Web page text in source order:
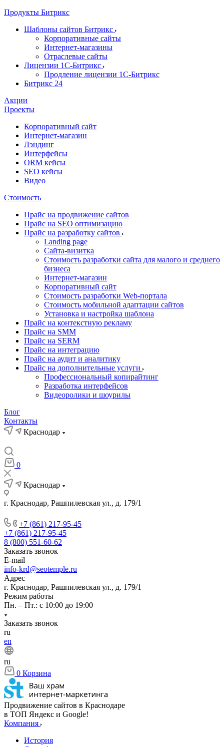
Продукты Битрикс
Шаблоны сайтов Битрикс
Корпоративные сайты
Интернет-магазины
Отраслевые сайты
Лицензии 1С-Битрикс
Продление лицензии 1С-Битрикс
Битрикс 24
Акции
Проекты
Корпоративный сайт
Интернет-магазин
Лэндинг
Интерфейсы
ORM кейсы
SEO кейсы
Видео
Стоимость
Прайс на продвижение сайтов
Прайс на SEO оптимизацию
Прайс на разработку сайтов
Landing page
Cайта-визитка
Стоимость разработки сайта для малого и среднего
бизнеса
Интернет-магазин
Корпоративный сайт
Стоимость разработки Web-портала
Стоимость мобильной адаптации сайтов
Установка и настройка шаблона
Прайс на контекстную рекламу
Прайс на SMM
Прайс на SERM
Прайс на интеграцию
Прайс на аудит и аналитику
Прайс на дополнительные услуги
Профессиональный копирайтинг
Разработка интерфейсов
Видеоролики и шоурилы
Блог
Контакты
Краснодар
0
Краснодар
г. Краснодар, Рашпилевская ул., д. 179/1
+7 (861) 217-95-45
+7 (861) 217-95-45
8 (800) 551-60-62
Заказать звонок
E-mail
info-krd@seotemple.ru
Адрес
г. Краснодар, Рашпилевская ул., д. 179/1
Режим работы
Пн. – Пт.: с 10:00 до 19:00
Заказать звонок
ru
en
ru
0 Корзина
Продвижение сайтов в Краснодаре
в ТОП Яндекс и Google!
Компания
История